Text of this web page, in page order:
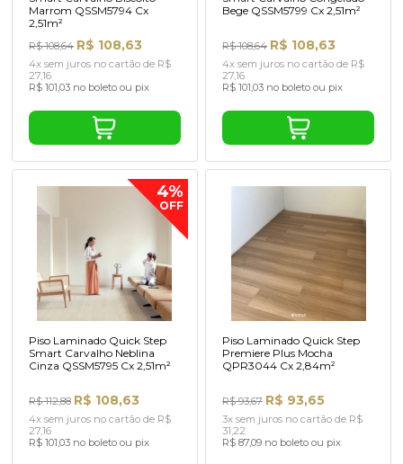
Marrom QSSM5794 Cx
2,51m²
R$ 108,64 R$ 108,63
4x sem juros no cartão de R$
27,16
R$ 101,03 no boleto ou pix
Bege QSSM5799 Cx 2,51m²
R$ 108,64 R$ 108,63
4x sem juros no cartão de R$
27,16
R$ 101,03 no boleto ou pix
4%
OFF
Piso Laminado Quick Step
Smart Carvalho Neblina
Cinza QSSM5795 Cx 2,51m²
R$ 112,88 R$ 108,63
4x sem juros no cartão de R$
27,16
R$ 101,03 no boleto ou pix
Piso Laminado Quick Step
Premiere Plus Mocha
QPR3044 Cx 2,84m²
R$ 93,67 R$ 93,65
3x sem juros no cartão de R$
31,22
R$ 87,09 no boleto ou pix